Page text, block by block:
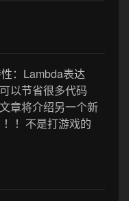
：Lambda表达
以节省很多代码
章将介绍另一个新
！不是打游戏的